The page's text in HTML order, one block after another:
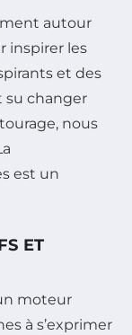
autour
inspirer les
et des
su changer
nous
est un
ET
moteur
à s’exprimer